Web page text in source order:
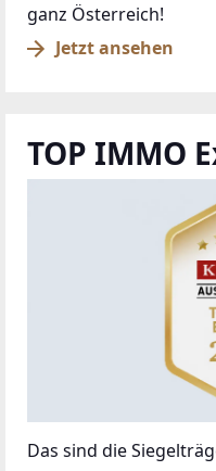
ganz Österreich!
Jetzt ansehen
TOP IMMO
Das sind die